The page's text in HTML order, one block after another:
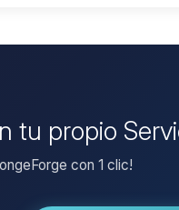
tu propio
con 1 clic!